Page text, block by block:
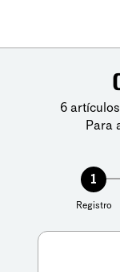
6
Para
1
Registro